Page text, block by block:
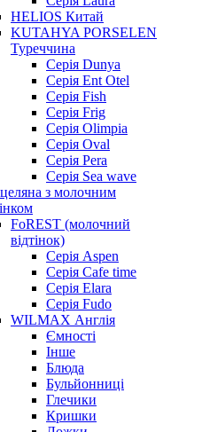
HELIOS Китай
KUTAHYA PORSELEN
Туреччина
Серія Dunya
Серія Ent Otel
Серія Fish
Серія Frig
Серія Olimpia
Серія Oval
Серія Pera
Серія Sea wave
з молочним
FoREST (молочний
відтінок)
Серія Aspen
Серія Cafe time
Серія Elara
Серія Fudo
WILMAX Англія
Ємності
Інше
Блюда
Бульйонниці
Глечики
Кришки